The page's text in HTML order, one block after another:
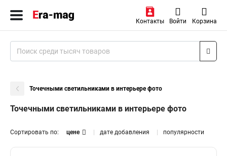
Контакты Войти Корзина
Точечными светильниками в интерьере фото
Точечными светильниками в интерьере фото
Сортировать по: цене дате добавления популярности